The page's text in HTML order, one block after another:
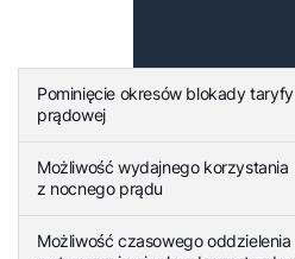
Pominięcie okresów blokady taryfy
prądowej
Możliwość wydajnego korzystania
z nocnego prądu
Możliwość czasowego oddzielenia